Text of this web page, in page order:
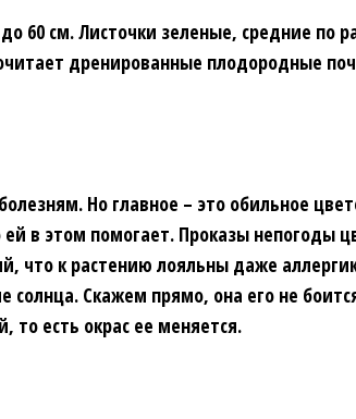
60 см. Листочки зеленые, средние по
дренированные плодородные
Но главное – это обильное
в этом помогает. Проказы непогоды
что к растению лояльны даже
Скажем прямо, она его не
то есть окрас ее меняется.